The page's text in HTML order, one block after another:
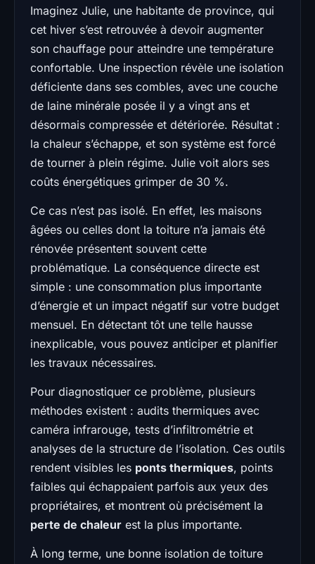
Imaginez Julie, une habitante de province, qui
cet hiver s’est retrouvée à devoir augmenter
son chauffage pour atteindre une température
confortable. Une inspection révèle une isolation
déficiente dans ses combles, avec une couche
de laine minérale posée il y a vingt ans et
désormais compressée et détériorée. Résultat :
la chaleur s’échappe, et son système est forcé
de tourner à plein régime. Julie voit alors ses
coûts énergétiques grimper de 30 %.
Ce cas n’est pas isolé. En effet, les maisons
âgées ou celles dont la toiture n’a jamais été
rénovée présentent souvent cette
problématique. La conséquence directe est
simple : une consommation plus importante
d’énergie et un impact négatif sur votre budget
mensuel. En détectant tôt une telle hausse
inexplicable, vous pouvez anticiper et planifier
les travaux nécessaires.
Pour diagnostiquer ce problème, plusieurs
méthodes existent : audits thermiques avec
caméra infrarouge, tests d’infiltrométrie et
analyses de la structure de l’isolation. Ces outils
rendent visibles les ponts thermiques, points
faibles qui échappaient parfois aux yeux des
propriétaires, et montrent où précisément la
perte de chaleur est la plus importante.
À long terme, une bonne isolation de toiture